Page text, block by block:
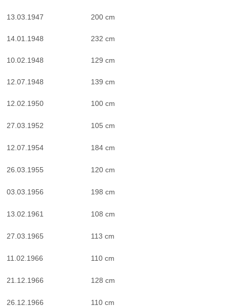
13.03.1947 200 cm
14.01.1948 232 cm
10.02.1948 129 cm
12.07.1948 139 cm
12.02.1950 100 cm
27.03.1952 105 cm
12.07.1954 184 cm
26.03.1955 120 cm
03.03.1956 198 cm
13.02.1961 108 cm
27.03.1965 113 cm
11.02.1966 110 cm
21.12.1966 128 cm
26.12.1966 110 cm